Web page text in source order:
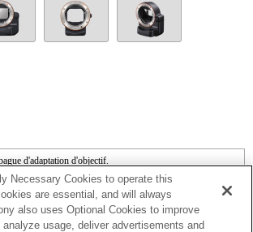
d'adaptation d'objectif.
du diaphragme est enregistré à l'aide du microphone
priority), S (Shutter priority), and M (Manual) modes, the
can not be adjusted during the movie recording.
] (Compensation de l'objectif) n'est pas opérationnelle.
Necessary Cookies to operate this
are essential, and will always
also uses Optional Cookies to improve
usage, deliver advertisements and